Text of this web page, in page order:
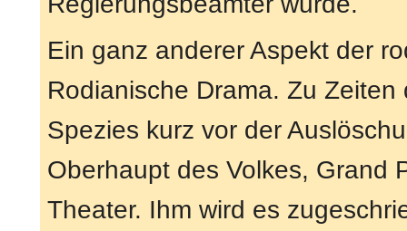
Ein ganz anderer Aspekt der
Rodianische Drama. Zu
Spezies kurz vor der
Oberhaupt des Volkes, Grand
Theater. Ihm wird es